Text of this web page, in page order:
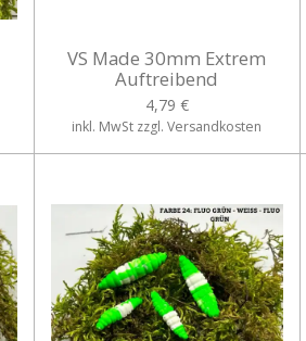
VS Made 30mm Extrem
Auftreibend
4,79 €
inkl. MwSt zzgl. Versandkosten